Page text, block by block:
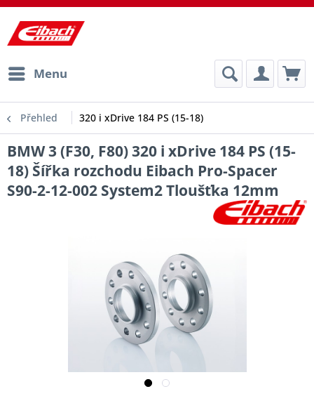
Menu
Přehled 320 i xDrive 184 PS (15-18)
BMW 3 (F30, F80) 320 i xDrive 184 PS (15-
18) Šířka rozchodu Eibach Pro-Spacer
S90-2-12-002 System2 Tloušťka 12mm